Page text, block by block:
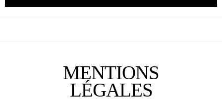
MENTIONS
LÉGALES